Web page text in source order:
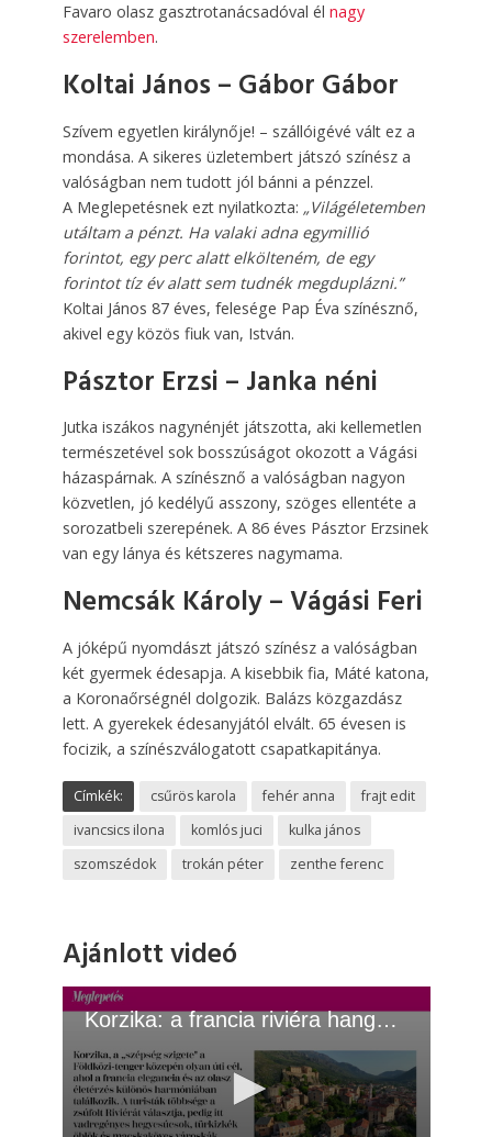
Favaro olasz gasztrotanácsadóval él nagy
szerelemben.
Koltai János – Gábor Gábor
Szívem egyetlen királynője! – szállóigévé vált ez a
mondása. A sikeres üzletembert játszó színész a
valóságban nem tudott jól bánni a pénzzel.
A Meglepetésnek ezt nyilatkozta: „Világéletemben
utáltam a pénzt. Ha valaki adna egymillió
forintot, egy perc alatt elkölteném, de egy
forintot tíz év alatt sem tudnék megduplázni.”
Koltai János 87 éves, felesége Pap Éva színésznő,
akivel egy közös fiuk van, István.
Pásztor Erzsi – Janka néni
Jutka iszákos nagynénjét játszotta, aki kellemetlen
természetével sok bosszúságot okozott a Vágási
házaspárnak. A színésznő a valóságban nagyon
közvetlen, jó kedélyű asszony, szöges ellentéte a
sorozatbeli szerepének. A 86 éves Pásztor Erzsinek
van egy lánya és kétszeres nagymama.
Nemcsák Károly – Vágási Feri
A jóképű nyomdászt játszó színész a valóságban
két gyermek édesapja. A kisebbik fia, Máté katona,
a Koronaőrségnél dolgozik. Balázs közgazdász
lett. A gyerekek édesanyjától elvált. 65 évesen is
focizik, a színészválogatott csapatkapitánya.
Címkék: csűrös karola fehér anna
frajt edit
ivancsics ilona
komlós juci
kulka jános
szomszédok
trokán péter zenthe ferenc
Ajánlott videó
Korzika: a francia riviéra hangulata olcsón